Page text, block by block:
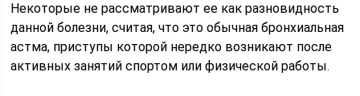
Некоторые не рассматривают ее как разновидность
данной болезни, считая, что это обычная бронхиальная
астма, приступы которой нередко возникают после
активных занятий спортом или физической работы.